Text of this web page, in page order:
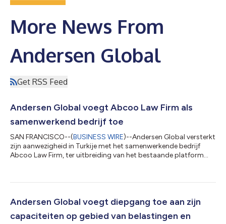
More News From
Andersen Global
Get RSS Feed
Andersen Global voegt Abcoo Law Firm als
samenwerkend bedrijf toe
SAN FRANCISCO--(BUSINESS WIRE)--Andersen Global versterkt
zijn aanwezigheid in Turkije met het samenwerkende bedrijf
Abcoo Law Firm, ter uitbreiding van het bestaande platform
adviseert lokale en internationale klanten aan de hand van een
en M&A, vastgoed en bouw, oplossing van geschillen,
Andersen Global voegt diepgang toe aan zijn
capaciteiten op gebied van belastingen en